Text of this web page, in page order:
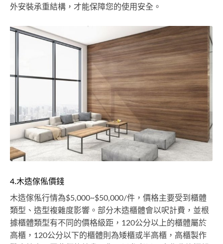
外安裝承重結構，才能保障您的使用安全。
4.木造傢俬價錢
木造傢俬行情為$5,000~$50,000/件，價格主要受到櫃體
類型、造型複雜度影響。部分木造櫃體會以呎計費，並根
據櫃體類型有不同的價格級距，120公分以上的櫃體屬於
高櫃，120公分以下的櫃體則為矮櫃或半高櫃，高櫃製作